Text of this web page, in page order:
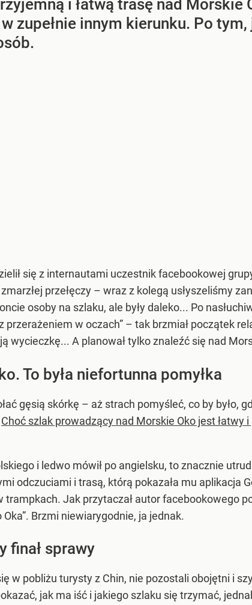
i łatwą trasę nad Morskie
zupełnie innym kierunku. Po
się z internautami uczestnik facebookowej
przełęczy – wraz z kolegą usłyszeliśmy
osoby na szlaku, ale były daleko... Po
w oczach” – tak brzmiał początek
wycieczkę... A planował tylko znaleźć się nad
To była niefortunna pomyłka
gęsią skórkę – aż strach pomyśleć, co by było,
Choć szlak prowadzący nad Morskie Oko jest
i ledwo mówił po angielsku, to znacznie
odczuciami i trasą, którą pokazała mu aplikacja
trampkach. Jak przytaczał autor facebookowego
Brzmi niewiarygodnie, ja jednak.
finał sprawy
w pobliżu turysty z Chin, nie pozostali obojętni i
jak ma iść i jakiego szlaku się trzymać,